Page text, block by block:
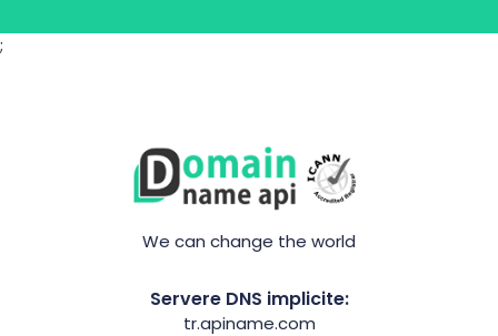
;
We can change the world
Servere DNS implicite:
tr.apiname.com